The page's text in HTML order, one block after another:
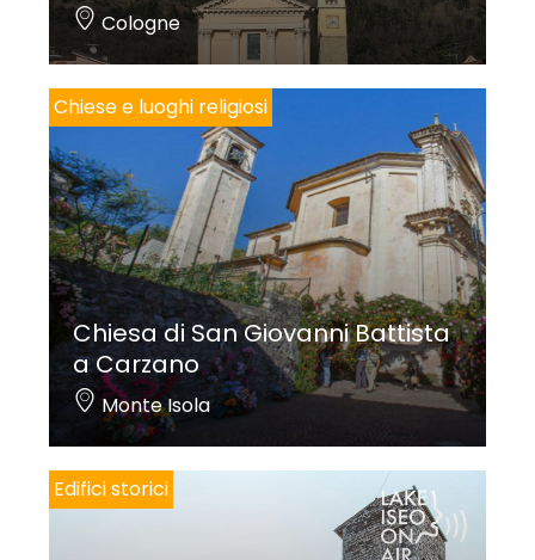
Cologne
Chiese e luoghi religiosi
Chiesa di San Giovanni Battista
a Carzano
Monte Isola
Edifici storici